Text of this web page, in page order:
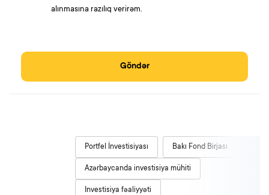
alınmasına razılıq verirəm.
Göndər
Portfel İnvestisiyası Bakı Fond Birjası
Azərbaycanda investisiya mühiti
Investisiya fəaliyyəti